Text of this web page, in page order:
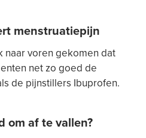
menstruatiepijn
naar voren gekomen dat
net zo goed de
de pijnstillers Ibuprofen.
om af te vallen?